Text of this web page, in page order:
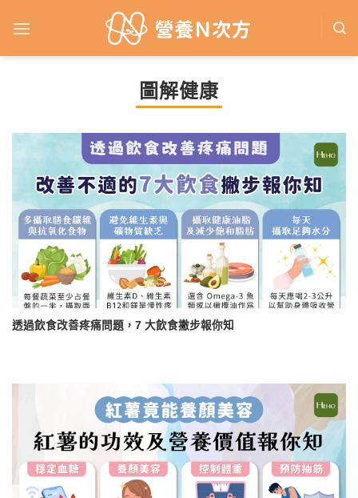
圖解健康
透過飲食改善疼痛問題，7 大飲食撇步報你知